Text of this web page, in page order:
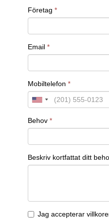
fungerar i en
”Berätta om ett
initiativ för att lösa
proaktivitet och
viktiga egenskaper i
”Ge konkreta
organiserade ditt
Denna fråga hjälper
förmåga att hantera
Dessa frågor hjälper
kandidaten har de